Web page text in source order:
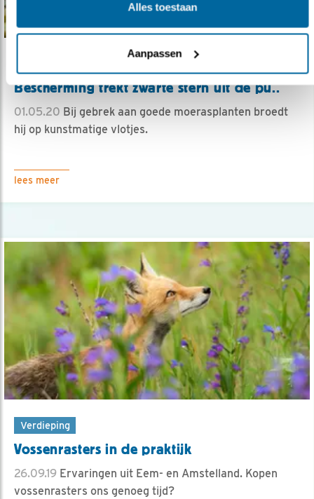
Alles toestaan
Aanpassen
Bescherming trekt zwarte stern uit de pu..
01.05.20 Bij gebrek aan goede moerasplanten broedt
hij op kunstmatige vlotjes.
lees meer
Verdieping
Vossenrasters in de praktijk
26.09.19 Ervaringen uit Eem- en Amstelland. Kopen
vossenrasters ons genoeg tijd?